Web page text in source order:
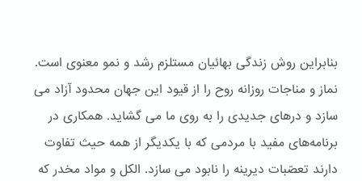
بنابراین روش زندگی بهائیان مستلزم رشد و نمو معنوی است.
نماز و مناجات روزانه روح را از قیود این جهان محدود آزاد می
سازد و درهای جدیدی را به روی ما می گشاید. همکاری در
برنامه‌های مفید با مردمی که با یکدیگر از همه حیث تفاوت
دارند تعصّبات دیرینه را نابود می سازد. الكل و مواد مخدر که